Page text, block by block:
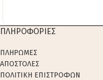
ΠΛΗΡΟΦΟΡΙΕΣ
ΠΛΗΡΩΜΕΣ
ΑΠΟΣΤΟΛΕΣ
ΠΟΛΙΤΙΚΗ ΕΠΙΣΤΡΟΦΩΝ